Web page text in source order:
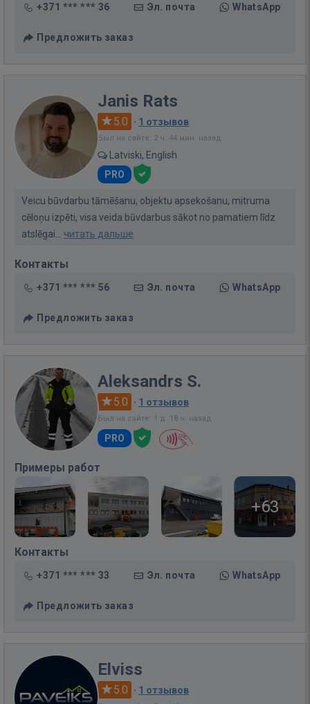
+371 *** *** 36 Эл. почта WhatsApp
Предложить заказ
Janis Rats
5.0 · 1 отзывов
Был на сайте: 2 ч. 44 мин. назад
Latviski, English
PRO
Veicu būvdarbu tāmēšanu, objektu apsekošanu, mitruma
cēloņu izpēti, visa veida būvdarbus sākot no pamatiem līdz
atslēgai... читать дальше
Контакты
+371 *** *** 56 Эл. почта WhatsApp
Предложить заказ
Aleksandrs S.
5.0 · 1 отзывов
Был на сайте: 1 д. 18 ч. назад
PRO
Примеры работ
+63
Контакты
+371 *** *** 33 Эл. почта WhatsApp
Предложить заказ
Elviss
5.0 · 1 отзывов